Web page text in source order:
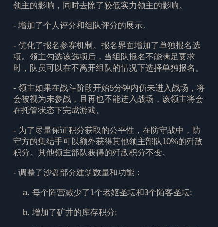
领主的影响，同时去除了较低实力领主的影响。
- 增加了个人评分和组队评分的展示。
- 优化了报名参赛机制。报名界面增加了单独报名选
项。领主勾选该选项后，当组队报名不能满足要求
时，队员可以在不离开组队的情况下选择单独报名。
- 领主如果在战斗阶段开始5分钟内仍未进入战场，将
会被视为未参战，且再也不能进入战场，该领主将会
在托管状态下完成游戏。
- 为了尽量保证积分获取的公平性，在防守战中，防
守方的集结手可以额外获得其他领主部队10%的歼敌
积分。其他领主部队获得的歼敌积分不变。
- 调整了沙盘部分建筑数量和功能：
a. 每个阵营减少了1个老妪圣坛和3个陌客圣坛;
b. 增加了矿井的库存积分;